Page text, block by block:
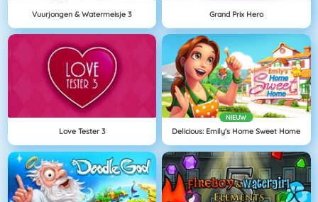
Vuurjongen & Watermeisje 3 Grand Prix Hero
Love Tester 3
NIEUW
Delicious: Emily's Home Sweet Home